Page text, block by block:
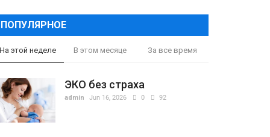
ПОПУЛЯРНОЕ
На этой неделе В этом месяце За все время
ЭКО без страха
admin Jun 16, 2026 0 92